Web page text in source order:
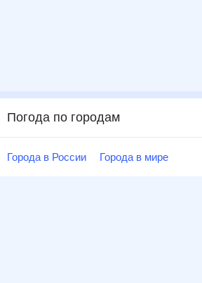
Погода по городам
Города в России Города в мире